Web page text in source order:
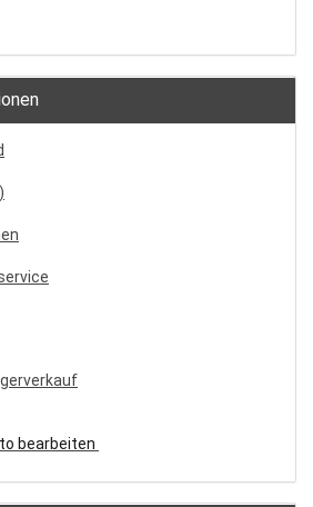
bearbeiten